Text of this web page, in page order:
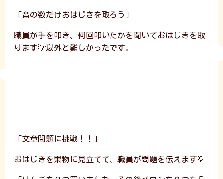
「音の数だけおはじきを取ろう」
職員が手を叩き、何回叩いたかを聞いておはじきを取
ります💡以外と難しかったです。
「文章問題に挑戦！！」
おはじきを果物に見立てて、職員が問題を伝えます💡